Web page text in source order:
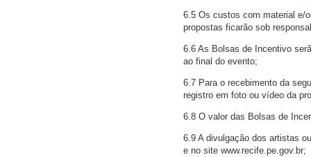
6.5 Os custos com material e/
propostas ficarão sob
6.6 As Bolsas de Incentivo
ao final do evento;
6.7 Para o recebimento da
registro em foto ou vídeo da
6.8 O valor das Bolsas de
6.9 A divulgação dos artistas
e no site www.recife.pe.gov.br;